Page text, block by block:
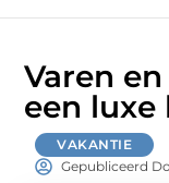
Varen
een luxe
VAKANTIE
Gepubliceerd